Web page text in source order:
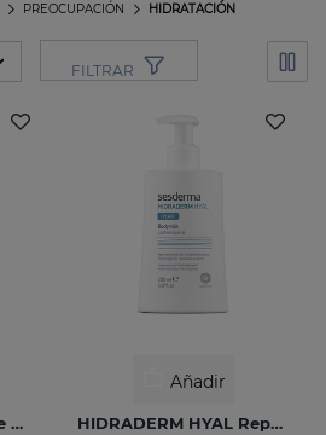
HIDRATACIÓN
PREOCUPACIÓN
FILTRAR
AZELAC RU Crema De Manos
Añadir
HIDRADERM HYAL Repair Leche Corporal